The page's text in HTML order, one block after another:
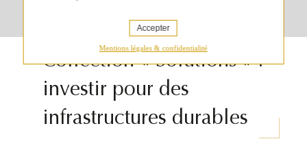
Accepter
Mentions légales & confidentialité
Collection « Solutions » :
investir pour des
infrastructures durables